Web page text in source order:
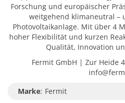
Forschung und europäischer
weitgehend klimaneutral –
Photovoltaikanlage. Mit über 4
hoher Flexibilität und kurzen
Qualität, Innovation
Fermit GmbH | Zur Heide
Marke: Fermit